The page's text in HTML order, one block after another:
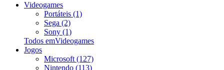
Videogames
Portáteis (1)
Sega (2)
Sony (1)
Todos emVideogames
Jogos
Microsoft (127)
Nintendo (113)